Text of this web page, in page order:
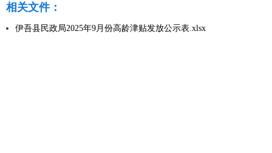
相关文件：
伊吾县民政局2025年9月份高龄津贴发放公示表.xlsx